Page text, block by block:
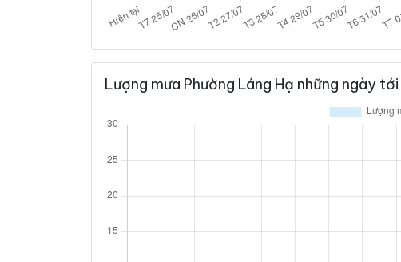
Lượng mưa Phường Láng Hạ những ngày tới